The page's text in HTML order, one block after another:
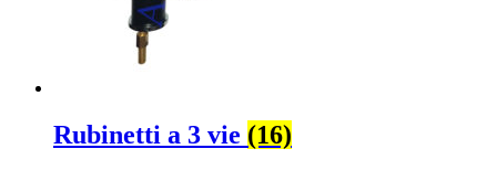
Rubinetti a 3 vie (16)